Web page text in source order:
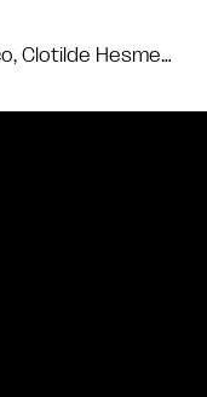
Clotilde Hesme…